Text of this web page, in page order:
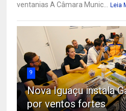
ventanias A Câmara Munic... Leia
9
Nova Iguaçu instala
por ventos fortes